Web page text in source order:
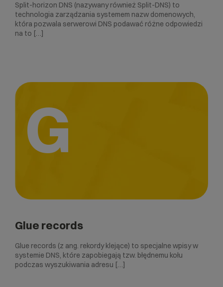
Split-horizon DNS (nazywany również Split-DNS) to
technologia zarządzania systemem nazw domenowych,
która pozwala serwerowi DNS podawać różne odpowiedzi
na to […]
G
Glue records
Glue records (z ang. rekordy klejące) to specjalne wpisy w
systemie DNS, które zapobiegają tzw. błędnemu kołu
podczas wyszukiwania adresu […]